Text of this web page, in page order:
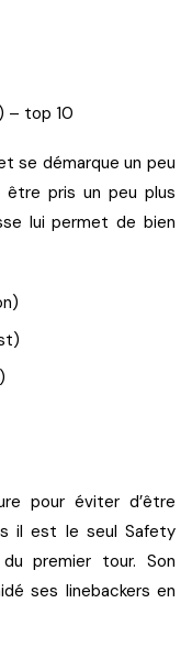
– top 10
se démarque un peu
pris un peu plus
lui permet de bien
pour éviter d’être
il est le seul Safety
premier tour. Son
ses linebackers en